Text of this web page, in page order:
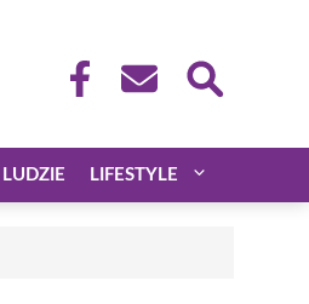
LUDZIE LIFESTYLE